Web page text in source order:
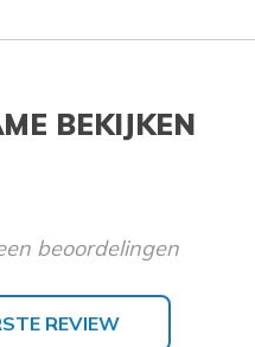
BEKIJKEN
beoordelingen
REVIEW